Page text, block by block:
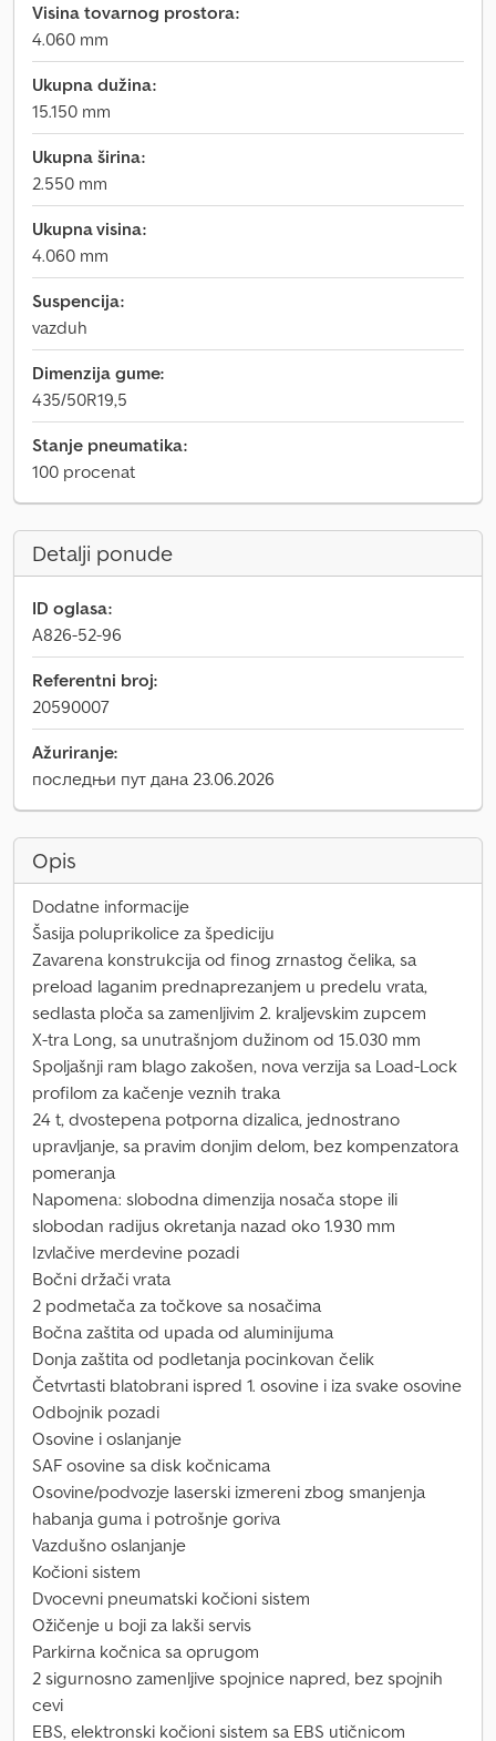
Visina tovarnog prostora:
4.060 mm
Ukupna dužina:
15.150 mm
Ukupna širina:
2.550 mm
Ukupna visina:
4.060 mm
Suspencija:
vazduh
Dimenzija gume:
435/50R19,5
Stanje pneumatika:
100 procenat
Detalji ponude
ID oglasa:
A826-52-96
Referentni broj:
20590007
Ažuriranje:
последњи пут дана 23.06.2026
Opis
Dodatne informacije
Šasija poluprikolice za špediciju
Zavarena konstrukcija od finog zrnastog čelika, sa
preload laganim prednaprezanjem u predelu vrata,
sedlasta ploča sa zamenljivim 2. kraljevskim zupcem
X-tra Long, sa unutrašnjom dužinom od 15.030 mm
Spoljašnji ram blago zakošen, nova verzija sa Load-Lock
profilom za kačenje veznih traka
24 t, dvostepena potporna dizalica, jednostrano
upravljanje, sa pravim donjim delom, bez kompenzatora
pomeranja
Napomena: slobodna dimenzija nosača stope ili
slobodan radijus okretanja nazad oko 1.930 mm
Izvlačive merdevine pozadi
Bočni držači vrata
2 podmetača za točkove sa nosačima
Bočna zaštita od upada od aluminijuma
Donja zaštita od podletanja pocinkovan čelik
Četvrtasti blatobrani ispred 1. osovine i iza svake osovine
Odbojnik pozadi
Osovine i oslanjanje
SAF osovine sa disk kočnicama
Osovine/podvozje laserski izmereni zbog smanjenja
habanja guma i potrošnje goriva
Vazdušno oslanjanje
Kočioni sistem
Dvocevni pneumatski kočioni sistem
Ožičenje u boji za lakši servis
Parkirna kočnica sa oprugom
2 sigurnosno zamenljive spojnice napred, bez spojnih
cevi
EBS, elektronski kočioni sistem sa EBS utičnicom